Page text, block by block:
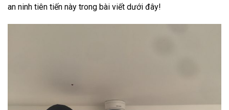
an ninh tiên tiến này trong bài viết dưới đây!